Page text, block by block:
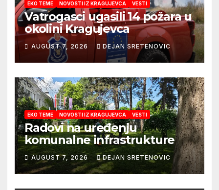
EKO TEME NOVOSTI IZ KRAGUJEVCA VESTI
Vatrogasci ugasili 14 požara u
okolini Kragujevca
AUGUST 7, 2026 DEJAN SRETENOVIC
EKO TEME NOVOSTI IZ KRAGUJEVCA VESTI
Radovi na uređenju
komunalne infrastrukture
AUGUST 7, 2026 DEJAN SRETENOVIC